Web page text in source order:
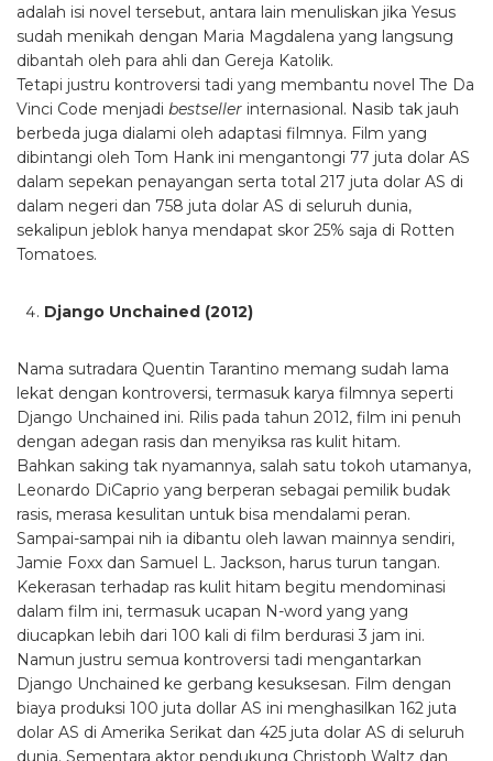
adalah isi novel tersebut, antara lain menuliskan jika Yesus
sudah menikah dengan Maria Magdalena yang langsung
dibantah oleh para ahli dan Gereja Katolik.
Tetapi justru kontroversi tadi yang membantu novel The Da
Vinci Code menjadi bestseller internasional. Nasib tak jauh
berbeda juga dialami oleh adaptasi filmnya. Film yang
dibintangi oleh Tom Hank ini mengantongi 77 juta dolar AS
dalam sepekan penayangan serta total 217 juta dolar AS di
dalam negeri dan 758 juta dolar AS di seluruh dunia,
sekalipun jeblok hanya mendapat skor 25% saja di Rotten
Tomatoes.
Django Unchained (2012)
Nama sutradara Quentin Tarantino memang sudah lama
lekat dengan kontroversi, termasuk karya filmnya seperti
Django Unchained ini. Rilis pada tahun 2012, film ini penuh
dengan adegan rasis dan menyiksa ras kulit hitam.
Bahkan saking tak nyamannya, salah satu tokoh utamanya,
Leonardo DiCaprio yang berperan sebagai pemilik budak
rasis, merasa kesulitan untuk bisa mendalami peran.
Sampai-sampai nih ia dibantu oleh lawan mainnya sendiri,
Jamie Foxx dan Samuel L. Jackson, harus turun tangan.
Kekerasan terhadap ras kulit hitam begitu mendominasi
dalam film ini, termasuk ucapan N-word yang yang
diucapkan lebih dari 100 kali di film berdurasi 3 jam ini.
Namun justru semua kontroversi tadi mengantarkan
Django Unchained ke gerbang kesuksesan. Film dengan
biaya produksi 100 juta dollar AS ini menghasilkan 162 juta
dolar AS di Amerika Serikat dan 425 juta dolar AS di seluruh